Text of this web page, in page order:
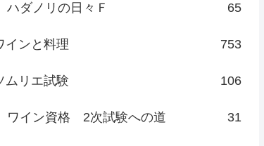
ハダノリの日々Ｆ 65
インと料理 753
ムリエ試験 106
ワイン資格 2次試験への道 31